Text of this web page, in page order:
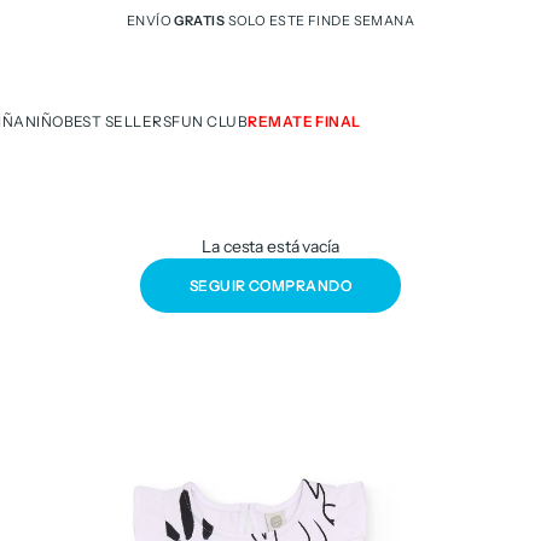
ENVÍOGRATIS SOLO ESTE FINDE SEMANA
NIÑOBEST SELLERSFUN CLUBREMATE FINAL
La cesta está vacía
SEGUIR COMPRANDO